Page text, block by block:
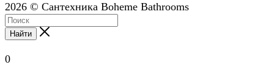
2026 © Сантехника Boheme Bathrooms
Найти
0